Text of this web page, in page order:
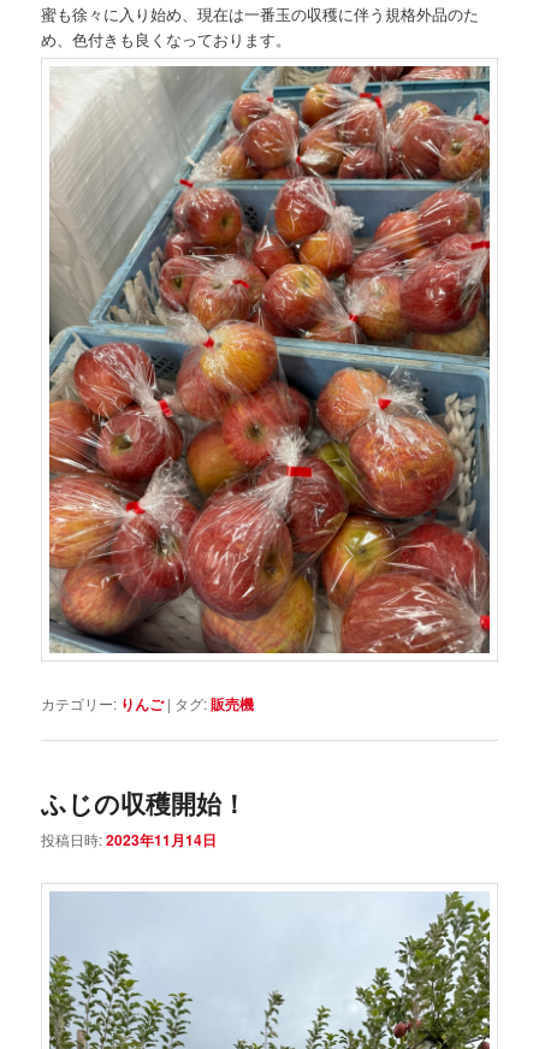
蜜も徐々に入り始め、現在は一番玉の収穫に伴う規格外品のた
め、色付きも良くなっております。
カテゴリー: りんご | タグ:販売機
ふじの収穫開始！
投稿日時:2023年11月14日